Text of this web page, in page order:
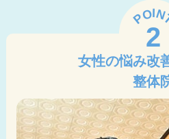
POIN
2
女性の悩み改
整体